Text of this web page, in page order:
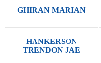
GHIRAN MARIAN
HANKERSON
TRENDON JAE